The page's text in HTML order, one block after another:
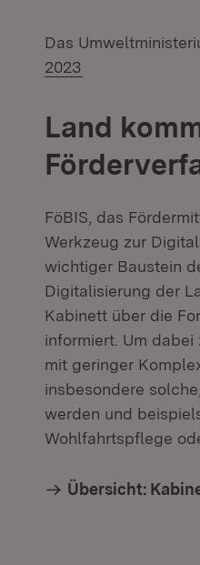
Das
2023
Land
FöBIS, das
Werkzeug zur
wichtiger Baustein
Digitalisierung der
Kabinett über die
informiert. Um
mit geringer
insbesondere
werden und
Wohlfahrtspflege
Übersicht: